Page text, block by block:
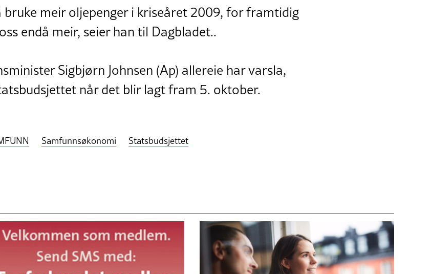
meir oljepenger i kriseåret 2009, for framtidig
endå meir, seier han til Dagbladet..
Sigbjørn Johnsen (Ap) allereie har varsla,
når det blir lagt fram 5. oktober.
Samfunnsøkonomi Statsbudsjettet